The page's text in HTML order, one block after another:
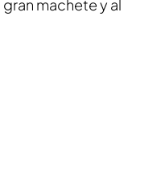
machete y al